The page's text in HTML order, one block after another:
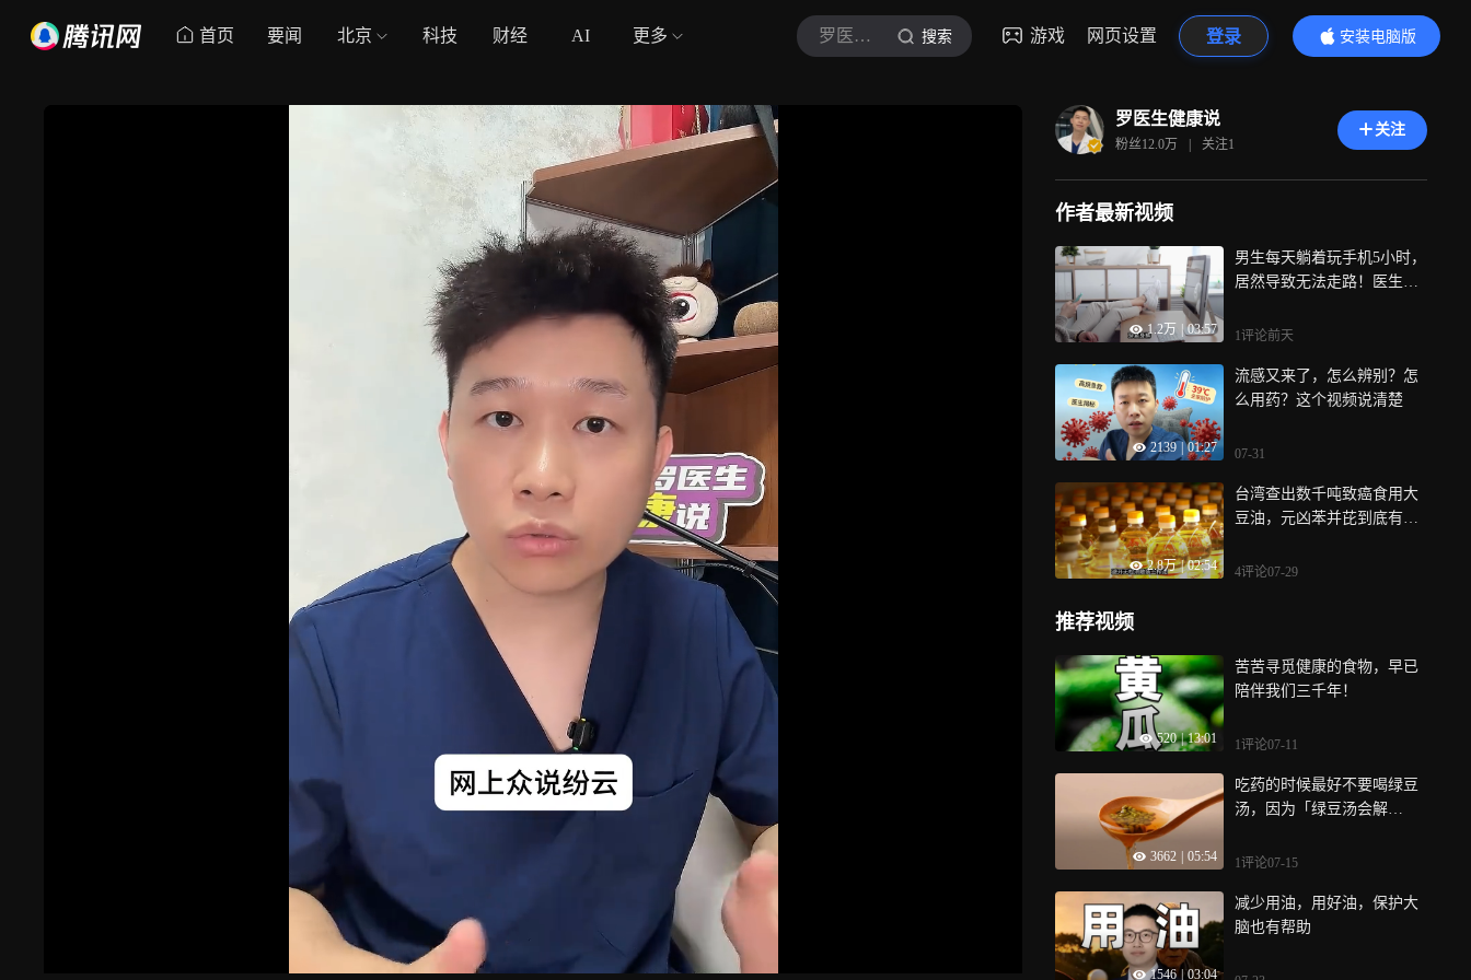
首页 要闻 北京 科技 财经 AI 更多 罗医生健康说 搜索 游戏 网页设置 登录
安装电脑版
内容更精彩
罗医生健康说
粉丝12.0万 | 关注1
关注
作者最新视频
1.2万 03:57
男生每天躺着玩手机5小时，
居然导致无法走路！医生揭
1评论前天
2139 01:27
流感又来了，怎么辨别？怎
么用药？这个视频说清楚
07-31
2.8万 | 02:54
台湾查出数千吨致癌食用大
豆油，元凶苯并芘到底有多
日常避坑指南请收好
4评论07-29
推荐视频
520 | 13:01
苦苦寻觅健康的食物，早已
陪伴我们三千年！
1评论07-11
3662 05:54
吃药的时候最好不要喝绿豆
汤，因为「绿豆汤会解
1评论07-15
1546 03:04
减少用油，用好油，保护大
脑也有帮助